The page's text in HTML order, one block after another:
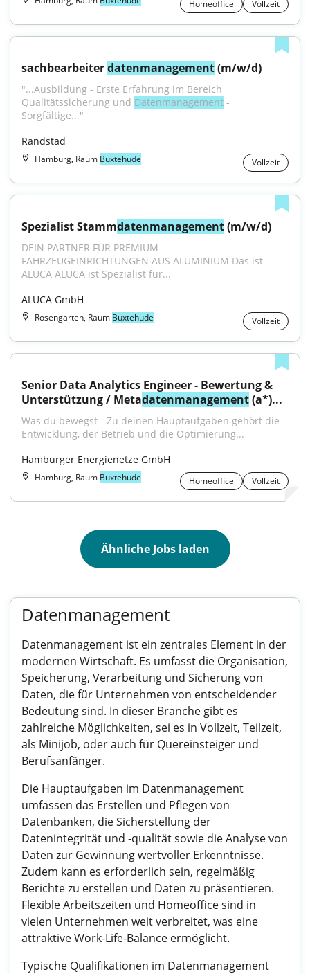
Homeoffice Vollzeit
sachbearbeiter datenmanagement (m/w/d)
"...Ausbildung - Erste Erfahrung im Bereich
Qualitätssicherung und Datenmanagement -
Sorgfältige..."
Randstad
Hamburg, Raum Buxtehude Vollzeit
Spezialist Stammdatenmanagement (m/w/d)
DEIN PARTNER FÜR PREMIUM-
FAHRZEUGEINRICHTUNGEN AUS ALUMINIUM Das ist
ALUCA ALUCA ist Spezialist für...
ALUCA GmbH
Rosengarten, Raum Buxtehude Vollzeit
Senior Data Analytics Engineer - Bewertung &
Unterstützung / Metadatenmanagement (a*)...
Was du bewegst - Zu deinen Hauptaufgaben gehört die
Entwicklung, der Betrieb und die Optimierung...
Hamburger Energienetze GmbH
Hamburg, Raum Buxtehude Homeoffice Vollzeit
Ähnliche Jobs laden
Datenmanagement
Datenmanagement ist ein zentrales Element in der
modernen Wirtschaft. Es umfasst die Organisation,
Speicherung, Verarbeitung und Sicherung von
Daten, die für Unternehmen von entscheidender
Bedeutung sind. In dieser Branche gibt es
zahlreiche Möglichkeiten, sei es in Vollzeit, Teilzeit,
als Minijob, oder auch für Quereinsteiger und
Berufsanfänger.
Die Hauptaufgaben im Datenmanagement
umfassen das Erstellen und Pflegen von
Datenbanken, die Sicherstellung der
Datenintegrität und -qualität sowie die Analyse von
Daten zur Gewinnung wertvoller Erkenntnisse.
Zudem kann es erforderlich sein, regelmäßig
Berichte zu erstellen und Daten zu präsentieren.
Flexible Arbeitszeiten und Homeoffice sind in
vielen Unternehmen weit verbreitet, was eine
attraktive Work-Life-Balance ermöglicht.
Typische Qualifikationen im Datenmanagement